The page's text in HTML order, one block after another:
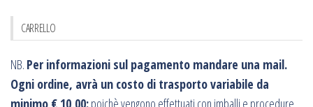
CARRELLO
NB. Per informazioni sul pagamento mandare una mail.
Ogni ordine, avrà un costo di trasporto variabile da
minimo € 10,00:poichè vengono effettuati con imballi e procedure